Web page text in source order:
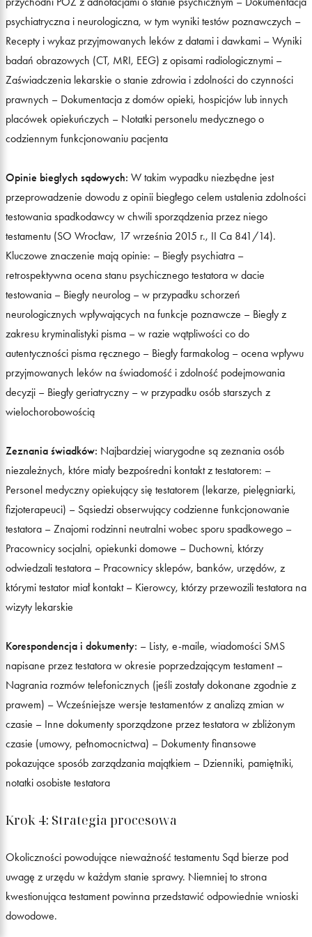
psychiatryczna i neurologiczna, w tym wyniki testów poznawczych –
Recepty i wykaz przyjmowanych leków z datami i dawkami – Wyniki
badań obrazowych (CT, MRI, EEG) z opisami radiologicznymi –
Zaświadczenia lekarskie o stanie zdrowia i zdolności do czynności
prawnych – Dokumentacja z domów opieki, hospicjów lub innych
placówek opiekuńczych – Notatki personelu medycznego o
codziennym funkcjonowaniu pacjenta
Opinie biegłych sądowych: W takim wypadku niezbędne jest
przeprowadzenie dowodu z opinii biegłego celem ustalenia zdolności
testowania spadkodawcy w chwili sporządzenia przez niego
testamentu (SO Wrocław, 17 września 2015 r., II Ca 841/14).
Kluczowe znaczenie mają opinie: – Biegły psychiatra –
retrospektywna ocena stanu psychicznego testatora w dacie
testowania – Biegły neurolog – w przypadku schorzeń
neurologicznych wpływających na funkcje poznawcze – Biegły z
zakresu kryminalistyki pisma – w razie wątpliwości co do
autentyczności pisma ręcznego – Biegły farmakolog – ocena wpływu
przyjmowanych leków na świadomość i zdolność podejmowania
decyzji – Biegły geriatryczny – w przypadku osób starszych z
wielochorobowością
Zeznania świadków: Najbardziej wiarygodne są zeznania osób
niezależnych, które miały bezpośredni kontakt z testatorem: –
Personel medyczny opiekujący się testatorem (lekarze, pielęgniarki,
fizjoterapeuci) – Sąsiedzi obserwujący codzienne funkcjonowanie
testatora – Znajomi rodzinni neutralni wobec sporu spadkowego –
Pracownicy socjalni, opiekunki domowe – Duchowni, którzy
odwiedzali testatora – Pracownicy sklepów, banków, urzędów, z
którymi testator miał kontakt – Kierowcy, którzy przewozili testatora na
wizyty lekarskie
Korespondencja i dokumenty: – Listy, e-maile, wiadomości SMS
napisane przez testatora w okresie poprzedzającym testament –
Nagrania rozmów telefonicznych (jeśli zostały dokonane zgodnie z
prawem) – Wcześniejsze wersje testamentów z analizą zmian w
czasie – Inne dokumenty sporządzone przez testatora w zbliżonym
czasie (umowy, pełnomocnictwa) – Dokumenty finansowe
pokazujące sposób zarządzania majątkiem – Dzienniki, pamiętniki,
notatki osobiste testatora
Krok 4: Strategia procesowa
Okoliczności powodujące nieważność testamentu Sąd bierze pod
uwagę z urzędu w każdym stanie sprawy. Niemniej to strona
kwestionująca testament powinna przedstawić odpowiednie wnioski
dowodowe.